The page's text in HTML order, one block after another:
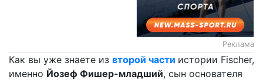
Реклама
Как вы уже знаете из второй части истории Fischer,
именно Йозеф Фишер-младший, сын основателя